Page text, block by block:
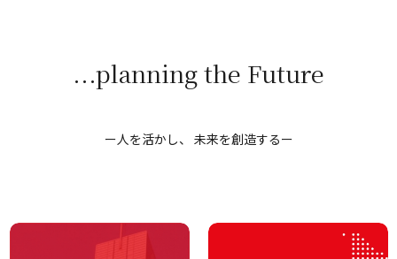
...planning the Future
ー人を活かし、 未来を創造するー